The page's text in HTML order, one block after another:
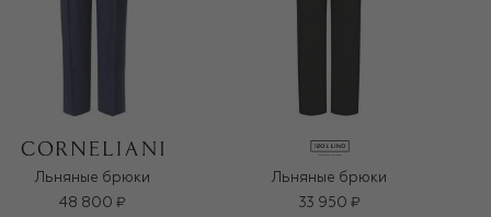
Льняные брюки
48 800 ₽
Льняные брюки
33 950 ₽